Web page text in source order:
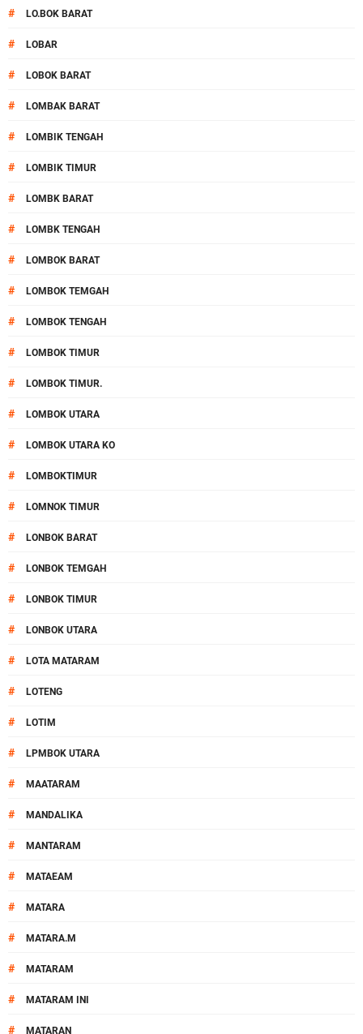
# LO.BOK BARAT
# LOBAR
# LOBOK BARAT
# LOMBAK BARAT
# LOMBIK TENGAH
# LOMBIK TIMUR
# LOMBK BARAT
# LOMBK TENGAH
# LOMBOK BARAT
# LOMBOK TEMGAH
# LOMBOK TENGAH
# LOMBOK TIMUR
# LOMBOK TIMUR.
# LOMBOK UTARA
# LOMBOK UTARA KO
# LOMBOKTIMUR
# LOMNOK TIMUR
# LONBOK BARAT
# LONBOK TEMGAH
# LONBOK TIMUR
# LONBOK UTARA
# LOTA MATARAM
# LOTENG
# LOTIM
# LPMBOK UTARA
# MAATARAM
# MANDALIKA
# MANTARAM
# MATAEAM
# MATARA
# MATARA.M
# MATARAM
# MATARAM INI
# MATARAN